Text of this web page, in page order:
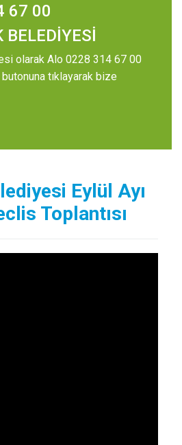
67 00
BELEDİYESİ
olarak Alo 0228 314 67 00
tıklayarak bize
Eylül Ayı
Toplantısı